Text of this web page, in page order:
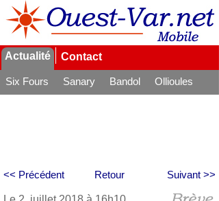
Actualité Contact
Six Fours Sanary Bandol
Ollioules
Retour
<< Précédent Suivant >>